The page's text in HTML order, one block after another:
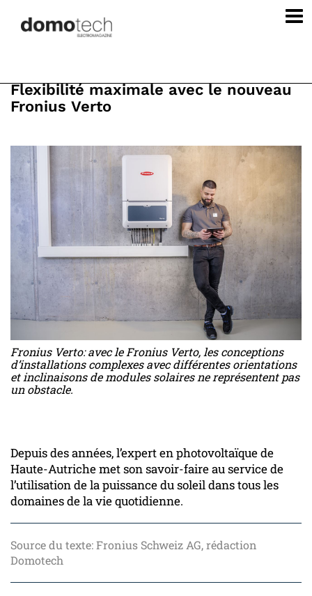
Flexibilité maximale avec le nouveau
Fronius Verto
Fronius Verto: avec le Fronius Verto, les conceptions
d’installations complexes avec différentes orientations
et inclinaisons de modules solaires ne représentent pas
un obstacle.
Depuis des années, l’expert en photovoltaïque de
Haute-Autriche met son savoir-faire au service de
l’utilisation de la puissance du soleil dans tous les
domaines de la vie quotidienne.
Source du texte: Fronius Schweiz AG, rédaction
Domotech